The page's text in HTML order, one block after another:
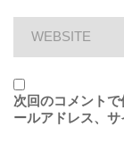
次回のコメント
ールアドレス、サ